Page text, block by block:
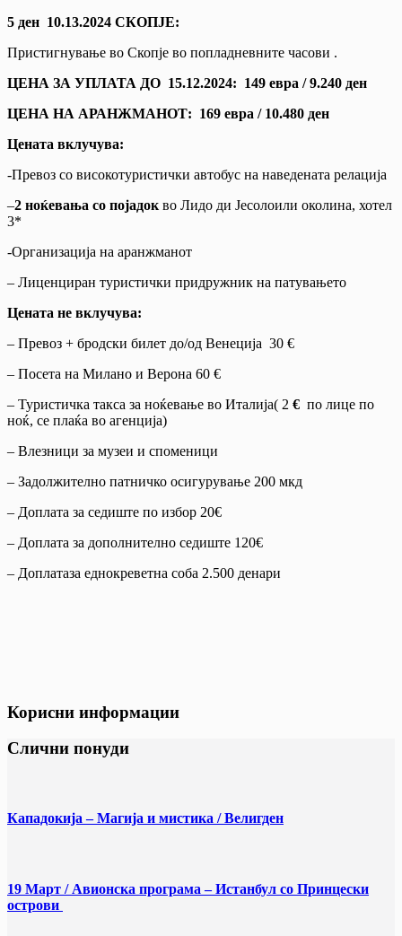
5 ден 10.13.2024 СКОПЈЕ:
Пристигнување во Скопје во попладневните часови .
ЦЕНА ЗА УПЛАТА ДО 15.12.2024: 149 евра / 9.240 ден
ЦЕНА НА АРАНЖМАНОТ: 169 евра / 10.480 ден
Цената вклучува:
-Превоз со високотуристички автобус на наведената релација
–2 ноќевања со појадок во Лидо ди Јесолоили околина, хотел
3*
-Организација на аранжманот
– Лиценциран туристички придружник на патувањето
Цената не вклучува:
– Превоз + бродски билет до/од Венеција 30 €
– Посета на Милано и Верона 60 €
– Туристичка такса за ноќевање во Италија( 2 € по лице по
ноќ, се плаќа во агенција)
– Влезници за музеи и споменици
– Задолжително патничко осигурување 200 мкд
– Доплата за седиште по избор 20€
– Доплата за дополнително седиште 120€
– Доплатаза еднокреветна соба 2.500 денари
Корисни информации
Слични понуди
Кападокија – Магија и мистика / Велигден
19 Март / Aвионска програма – Истанбул со Принцески
острови